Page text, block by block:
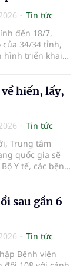
Tin tức
đến 18/7,
34/34 tỉnh,
hình triển khai
chiếm gần
đã được khám
nay.
hiến, lấy,
Tin tức
Trung tâm
quốc gia sẽ
Y tế, các bệnh
hoàn thiện
và hệ thống
sau gần 6
Tin tức
Bệnh viện